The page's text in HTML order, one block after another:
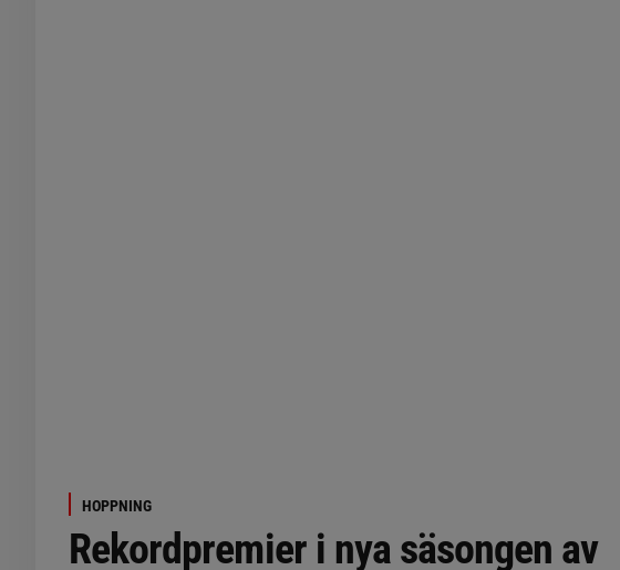
HOPPNING
Rekordpremier i nya säsongen av